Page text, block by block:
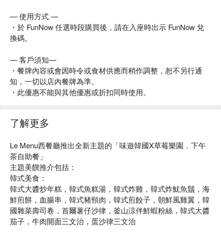
— 使用方式 —
・於 FunNow 任選時段購買後，請在入座時出示 FunNow 兌
換碼。
— 客戶須知—
・餐牌內容或會因時令或食材供應而稍作調整，恕不另行通
知，一切以店內餐牌為準。
・此優惠不能與其他優惠或折扣同時使用。
了解更多
Le Menu西餐廳推出全新主題的「味遊韓國X草莓樂園．下午
茶自助餐」
主題美饌推介包括：
韓式美食：
韓式大醬炒年糕，韓式魚糕湯，韓式炸雞，韓式炸魷魚鬚，海
鮮煎餅，血腸串，韓式豬頸肉，韓式煎餃子，朝鮮風雞翼，韓
國雜菜壽司卷，首爾薯仔沙律，釜山涼伴鮮蝦粉絲，韓式大醬
茄子，牛肉開面三文治，蛋沙律三文治